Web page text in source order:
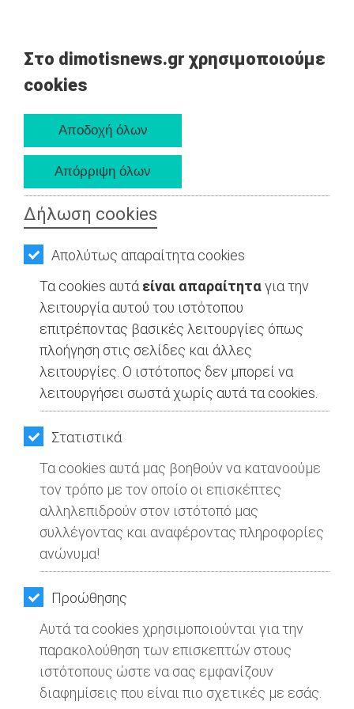
Στο dimotisnews.gr χρησιμοποιούμε
cookies
Δήλωση cookies
Απολύτως απαραίτητα cookies
Τα cookies αυτά είναι απαραίτηταγια την
λειτουργία αυτού του ιστότοπου
επιτρέποντας βασικές λειτουργίες όπως
πλοήγηση στις σελίδες και άλλες
λειτουργίες. Ο ιστότοπος δεν μπορεί να
λειτουργήσει σωστά χωρίς αυτά τα cookies.
Στατιστικά
Τα cookies αυτά μας βοηθούν να κατανοούμε
τον τρόπο με τον οποίο οι επισκέπτες
αλληλεπιδρούν στον ιστότοπό μας
συλλέγοντας και αναφέροντας πληροφορίες
ανώνυμα!
Προώθησης
Αυτά τα cookies χρησιμοποιούνται για την
παρακολούθηση των επισκεπτών στους
ιστότοπους ώστε να σας εμφανίζουν
διαφημίσεις που είναι πιο σχετικές με εσάς.